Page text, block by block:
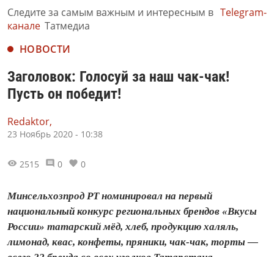
Следите за самым важным и интересным в Telegram-
канале Татмедиа
НОВОСТИ
Заголовок: Голосуй за наш чак-чак!
Пусть он победит!
Redaktor,
23 Ноябрь 2020 - 10:38
2515 0 0
Минсельхозпрод РТ номинировал на первый
национальный конкурс региональных брендов «Вкусы
России» татарский мёд, хлеб, продукцию халяль,
лимонад, квас, конфеты, пряники, чак-чак, торты —